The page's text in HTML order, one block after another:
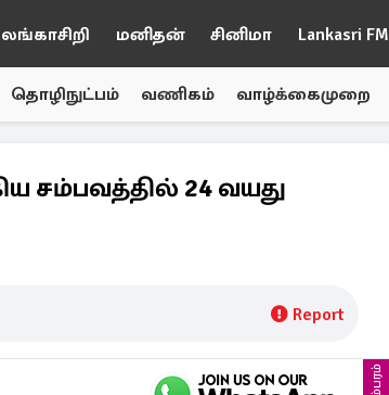
லங்காசிறி மனிதன் சினிமா Lankasri FM
தொழிநுட்பம் வணிகம் வாழ்க்கைமுறை
சம்பவத்தில் 24 வயது
Report